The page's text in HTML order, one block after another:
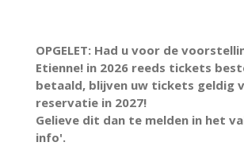
OPGELET: Had u voor de
Etienne! in 2026 reeds tickets
betaald, blijven uw tickets geldig
reservatie in 2027!
Gelieve dit dan te melden in het
info'.